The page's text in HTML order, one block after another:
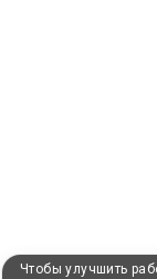
Чтобы улучшить